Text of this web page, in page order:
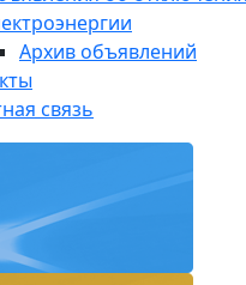
Архив объявлений
связь